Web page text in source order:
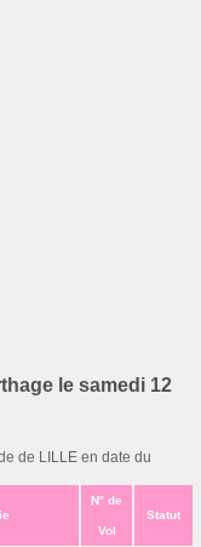
le samedi 12
de LILLE en date du
N° de
Vol
Statut